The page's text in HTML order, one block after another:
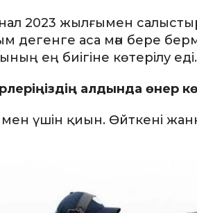
2023 жылғымен
дегенге аса мән бере
ең биігіне көтерілу еді.
алдында
үшін қиын. Өйткені